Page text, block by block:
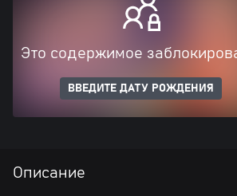
Это содержимое
ВВЕДИТЕ ДАТУ РОЖДЕНИЯ
Описание